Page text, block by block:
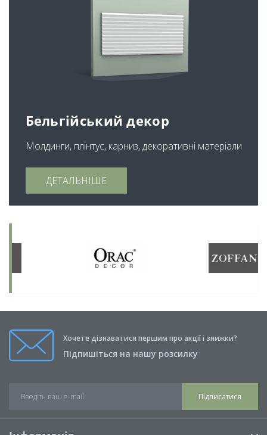
Бельгійський декор
Молдинги, плінтус, карниз, декоративні матеріали
ДЕТАЛЬНІШЕ
Хочете дізнаватися першим про акції і знижки?
Підпишіться на нашу розсилку
Підписатися